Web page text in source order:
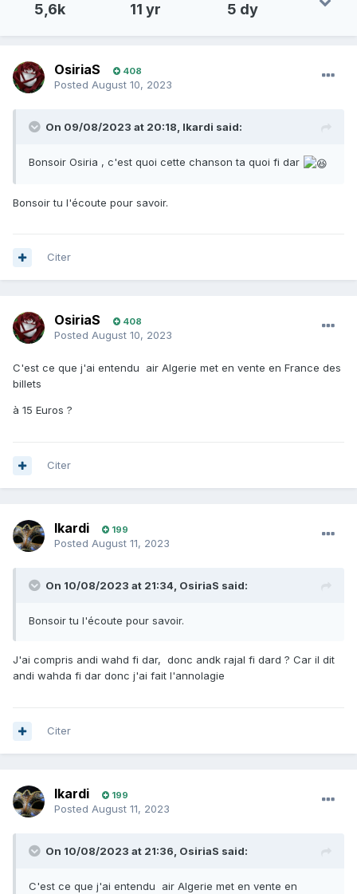
5,6k 11 yr 5 dy
OsiriaS 408
Posted August 10, 2023
On 09/08/2023 at 20:18, Ikardi said:
Bonsoir Osiria , c'est quoi cette chanson ta quoi fi dar
Bonsoir tu l'écoute pour savoir.
Citer
OsiriaS 408
Posted August 10, 2023
C'est ce que j'ai entendu air Algerie met en vente en France des
billets
à 15 Euros ?
Citer
Ikardi 199
Posted August 11, 2023
On 10/08/2023 at 21:34, OsiriaS said:
Bonsoir tu l'écoute pour savoir.
J'ai compris andi wahd fi dar, donc andk rajal fi dard ? Car il dit
andi wahda fi dar donc j'ai fait l'annolagie
Citer
Ikardi 199
Posted August 11, 2023
On 10/08/2023 at 21:36, OsiriaS said:
C'est ce que j'ai entendu air Algerie met en vente en